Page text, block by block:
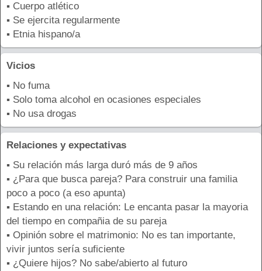
▪ Cuerpo atlético
▪ Se ejercita regularmente
▪ Etnia hispano/a
Vicios
▪ No fuma
▪ Solo toma alcohol en ocasiones especiales
▪ No usa drogas
Relaciones y expectativas
▪ Su relación más larga duró más de 9 años
▪ ¿Para que busca pareja? Para construir una familia
poco a poco (a eso apunta)
▪ Estando en una relación: Le encanta pasar la mayoria
del tiempo en compañia de su pareja
▪ Opinión sobre el matrimonio: No es tan importante,
vivir juntos sería suficiente
▪ ¿Quiere hijos? No sabe/abierto al futuro